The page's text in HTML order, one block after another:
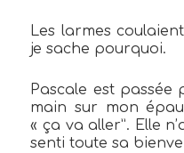
Les larmes
je sache pourquoi.
Pascale est passée
main sur mon
« ça va aller”. Elle
senti toute sa